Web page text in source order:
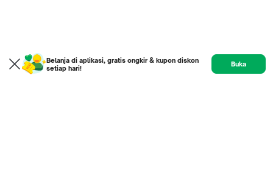
Belanja di aplikasi, gratis ongkir & kupon diskon
setiap hari!
Buka